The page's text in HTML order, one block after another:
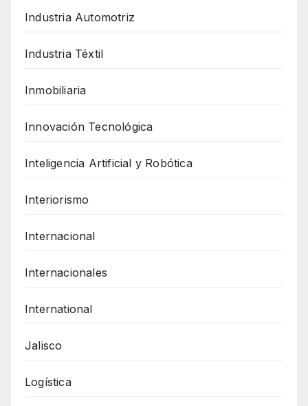
Industria Automotriz
Industria Téxtil
Inmobiliaria
Innovación Tecnológica
Inteligencia Artificial y Robótica
Interiorismo
Internacional
Internacionales
International
Jalisco
Logística